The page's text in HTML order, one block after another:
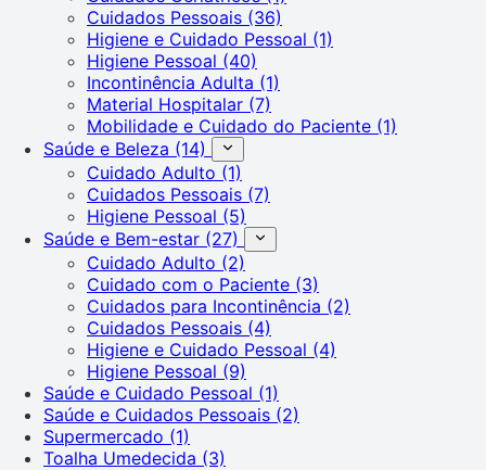
Cuidados Pessoais (36)
Higiene e Cuidado Pessoal (1)
Higiene Pessoal (40)
Incontinência Adulta (1)
Material Hospitalar (7)
Mobilidade e Cuidado do Paciente (1)
Saúde e Beleza (14)
Cuidado Adulto (1)
Cuidados Pessoais (7)
Higiene Pessoal (5)
Saúde e Bem-estar (27)
Cuidado Adulto (2)
Cuidado com o Paciente (3)
Cuidados para Incontinência (2)
Cuidados Pessoais (4)
Higiene e Cuidado Pessoal (4)
Higiene Pessoal (9)
Saúde e Cuidado Pessoal (1)
Saúde e Cuidados Pessoais (2)
Supermercado (1)
Toalha Umedecida (3)